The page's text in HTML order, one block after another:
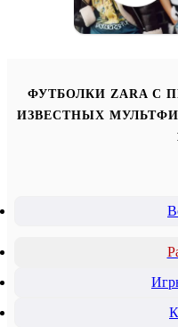
ФУТБОЛКИ ZARA С
ИЗВЕСТНЫХ